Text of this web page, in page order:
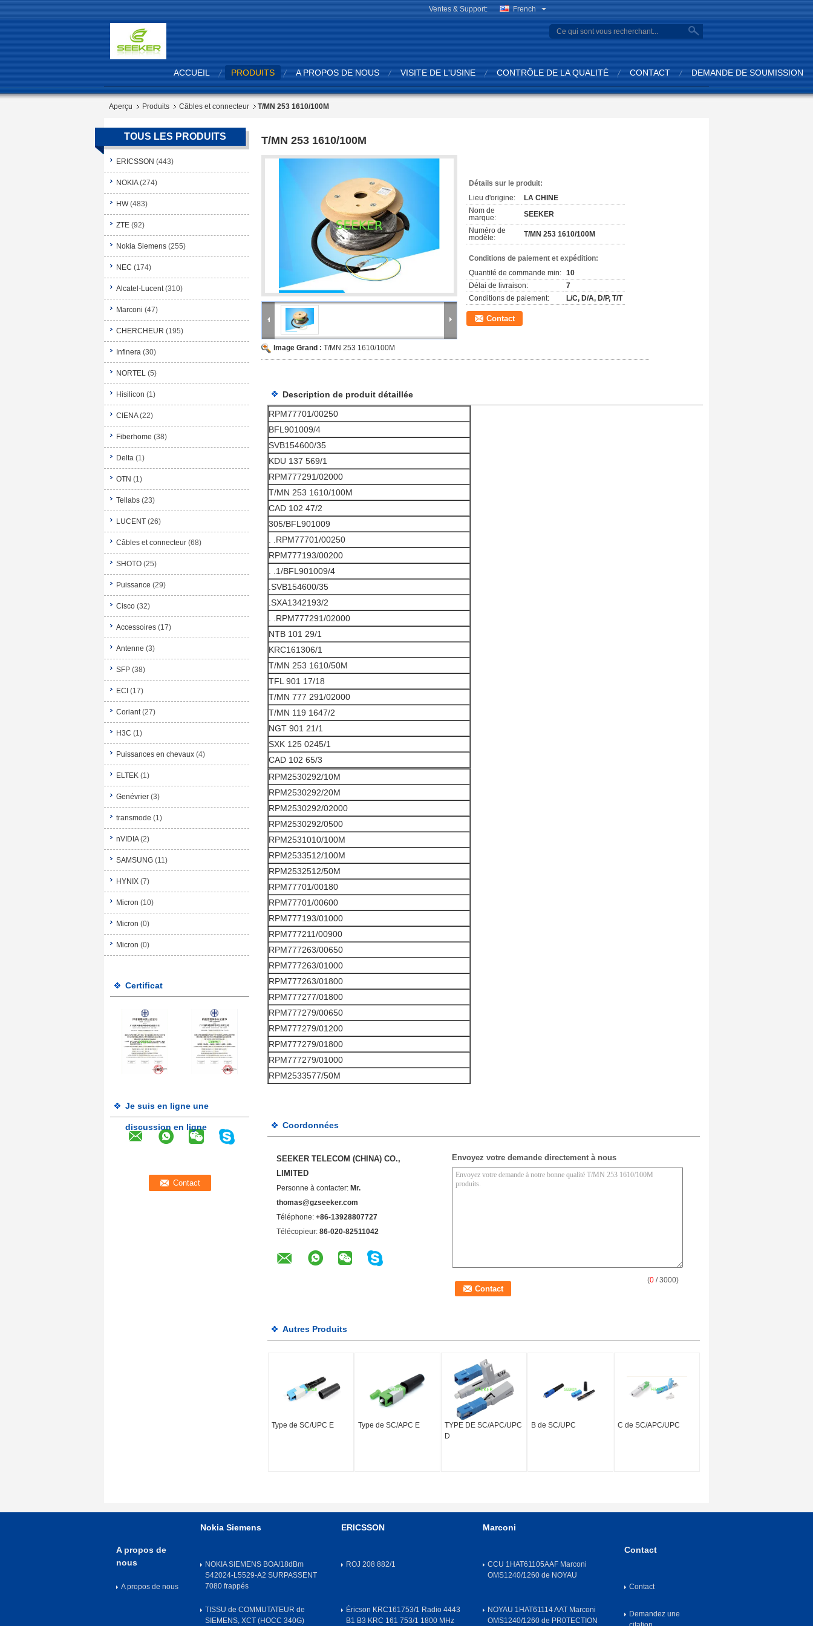
Ventes & Support: French
ACCUEIL PRODUITS A PROPOS DE NOUS VISITE DE L'USINE CONTRÔLE DE LA QUALITÉ CONTACT DEMANDE DE SOUMISSION
Aperçu Produits Câbles et connecteur T/MN 253 1610/100M
TOUS LES PRODUITS
ERICSSON (443)
NOKIA (274)
HW (483)
ZTE (92)
Nokia Siemens (255)
NEC (174)
Alcatel-Lucent (310)
Marconi (47)
CHERCHEUR (195)
Infinera (30)
NORTEL (5)
Hisilicon (1)
CIENA (22)
Fiberhome (38)
Delta (1)
OTN (1)
Tellabs (23)
LUCENT (26)
Câbles et connecteur (68)
SHOTO (25)
Puissance (29)
Cisco (32)
Accessoires (17)
Antenne (3)
SFP (38)
ECI (17)
Coriant (27)
H3C (1)
Puissances en chevaux (4)
ELTEK (1)
Genévrier (3)
transmode (1)
nVIDIA (2)
SAMSUNG (11)
HYNIX (7)
Micron (10)
Micron (0)
Micron (0)
Certificat
Je suis en ligne une
discussion en ligne
T/MN 253 1610/100M
Image Grand : T/MN 253 1610/100M
Détails sur le produit:
Lieu d'origine:
LA CHINE
Nom de
marque:
SEEKER
Numéro de
modèle:
T/MN 253 1610/100M
Conditions de paiement et expédition:
Quantité de commande min: 10
Délai de livraison:
7
Conditions de paiement:
L/C, D/A, D/P, T/T
Contact
Description de produit détaillée
RPM77701/00250
BFL901009/4
SVB154600/35
KDU 137 569/1
RPM777291/02000
T/MN 253 1610/100M
CAD 102 47/2
305/BFL901009
. .RPM77701/00250
RPM777193/00200
. .1/BFL901009/4
.SVB154600/35
.SXA1342193/2
. .RPM777291/02000
NTB 101 29/1
KRC161306/1
T/MN 253 1610/50M
TFL 901 17/18
T/MN 777 291/02000
T/MN 119 1647/2
NGT 901 21/1
SXK 125 0245/1
CAD 102 65/3
RPM2530292/10M
RPM2530292/20M
RPM2530292/02000
RPM2530292/0500
RPM2531010/100M
RPM2533512/100M
RPM2532512/50M
RPM77701/00180
RPM77701/00600
RPM777193/01000
RPM777211/00900
RPM777263/00650
RPM777263/01000
RPM777263/01800
RPM777277/01800
RPM777279/00650
RPM777279/01200
RPM777279/01800
RPM777279/01000
RPM2533577/50M
Coordonnées
SEEKER TELECOM (CHINA) CO.,
LIMITED
Personne à contacter: Mr.
thomas@gzseeker.com
Téléphone: +86-13928807727
Télécopieur: 86-020-82511042
Envoyez votre demande directement à nous
(0 / 3000)
Autres Produits
Type de SC/UPC E Type de SC/APC E
TYPE DE SC/APC/UPC
D
B de SC/UPC C de SC/APC/UPC
A propos de
nous
A propos de nous
Nokia Siemens
NOKIA SIEMENS BOA/18dBm
S42024-L5529-A2 SURPASSENT
7080 frappés
TISSU de COMMUTATEUR de
SIEMENS, XCT (HOCC 340G)
ERICSSON
ROJ 208 882/1
Éricson KRC161753/1 Radio 4443
B1 B3 KRC 161 753/1 1800 MHz
Marconi
CCU 1HAT61105AAF Marconi
OMS1240/1260 de NOYAU
NOYAU 1HAT61114 AAT Marconi
OMS1240/1260 de PR0TECTION
Contact
Contact
Demandez une